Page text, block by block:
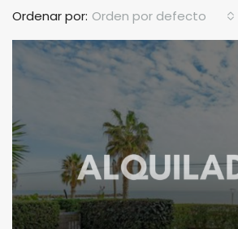
Ordenar por: Orden por defecto